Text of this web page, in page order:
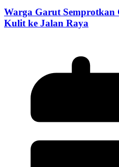
Warga Garut
Kulit ke Jalan Raya